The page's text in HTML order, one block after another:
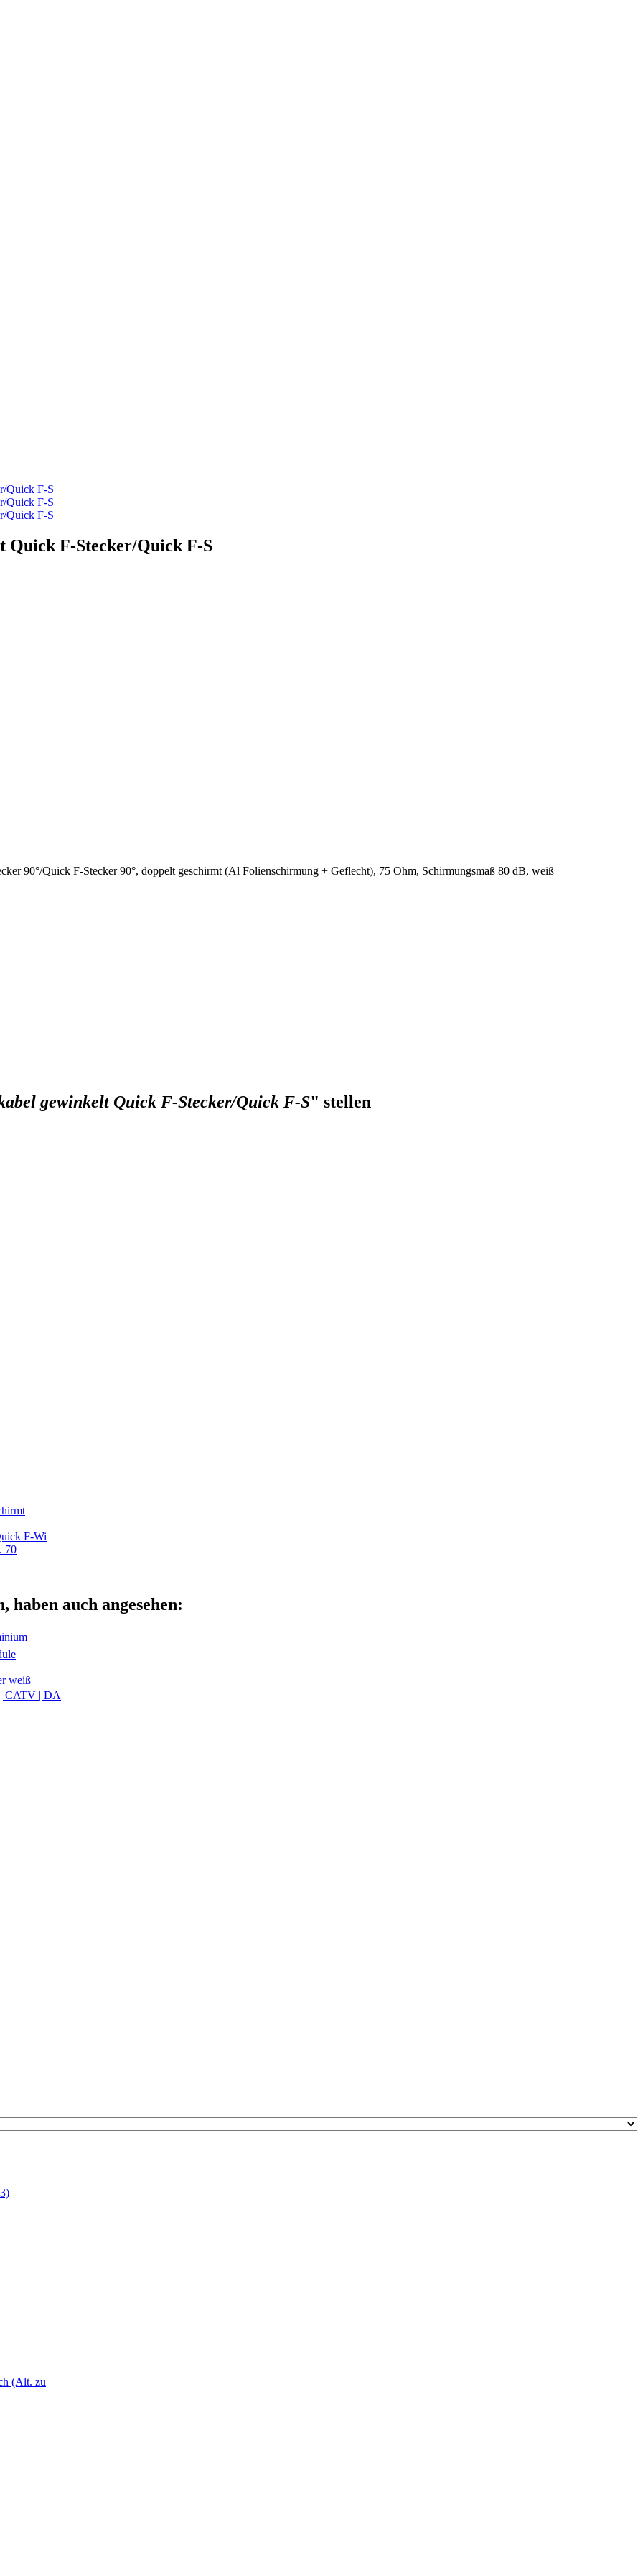
Quick F-Stecker/Quick F-S
90°/Quick F-Stecker 90°, doppelt geschirmt (Al Folienschirmung + Geflecht), 75 Ohm, Schirmungsmaß 80 dB, weiß
gewinkelt Quick F-Stecker/Quick F-S" stellen
F-Wi
70
haben auch angesehen:
weiß
CATV | DA